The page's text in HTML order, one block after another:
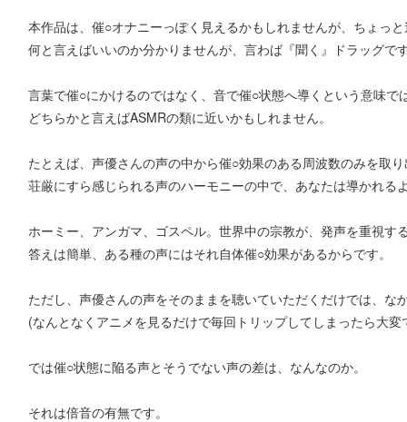
本作品は、催○オナニーっぽく見えるかもしれませんが、ちょっ
何と言えばいいのか分かりませんが、言わば『聞く』ドラッグで
言葉で催○にかけるのではなく、音で催○状態へ導くという意味で
どちらかと言えばASMRの類に近いかもしれません。
たとえば、声優さんの声の中から催○効果のある周波数のみを取
荘厳にすら感じられる声のハーモニーの中で、あなたは導かれる
ホーミー、アンガマ、ゴスペル。世界中の宗教が、発声を重視す
答えは簡単、ある種の声にはそれ自体催○効果があるからです。
ただし、声優さんの声をそのままを聴いていただくだけでは、な
(なんとなくアニメを見るだけで毎回トリップしてしまったら大変
では催○状態に陥る声とそうでない声の差は、なんなのか。
それは倍音の有無です。